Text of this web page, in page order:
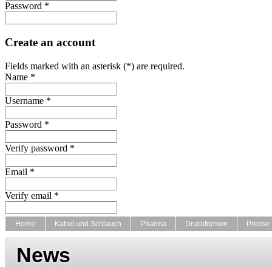
Password *
Create an account
Fields marked with an asterisk (*) are required.
Name *
Username *
Password *
Verify password *
Email *
Verify email *
Home Kabel und Schlauch Pharma Druckformen Presse
News